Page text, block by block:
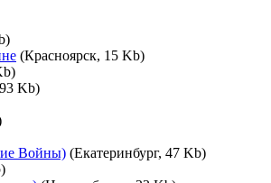
(Красноярск, 15 Kb)
Kb)
Войны) (Екатеринбург, 47 Kb)